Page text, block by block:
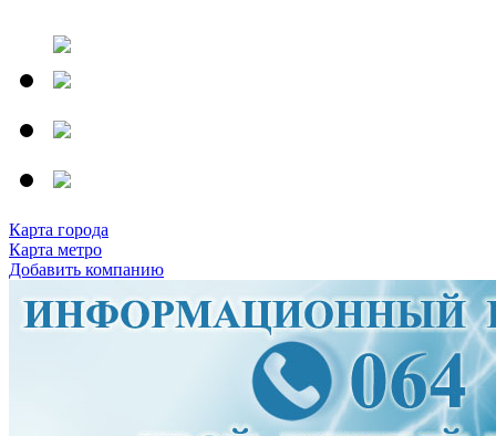
Карта города
Карта метро
Добавить компанию